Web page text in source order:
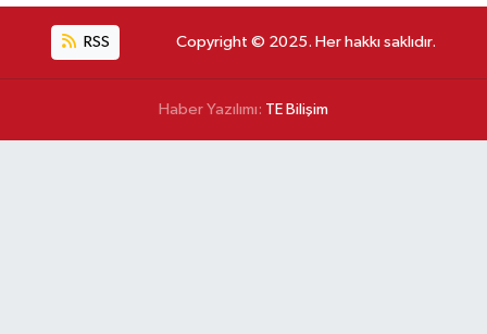
RSS Copyright © 2025. Her hakkı saklıdır.
Haber Yazılımı: TE Bilişim